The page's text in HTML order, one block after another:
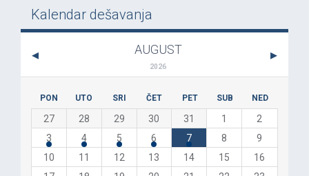
Kalendar dešavanja
AUGUST
2026
PON UTO SRI ČET PET SUB NED
27 28 29 30 31 1
2
3
4 5 6 7 8
9
10
11 12 13 14 15
16